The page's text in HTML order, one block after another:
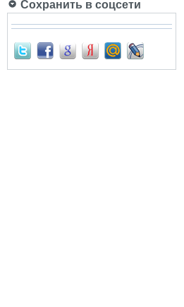
Сохранить в соцсети